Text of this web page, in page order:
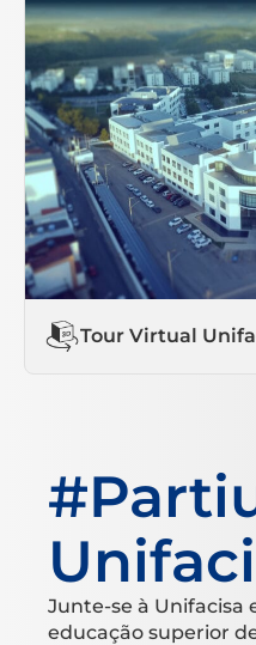
Tour Virtual
Junte-se à Unifacisa
educação superior